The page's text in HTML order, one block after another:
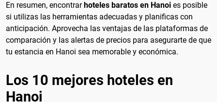
En resumen, encontrar hoteles baratos en Hanoi es posible
si utilizas las herramientas adecuadas y planificas con
anticipación. Aprovecha las ventajas de las plataformas de
comparación y las alertas de precios para asegurarte de que
tu estancia en Hanoi sea memorable y económica.
Los 10 mejores hoteles en
Hanoi